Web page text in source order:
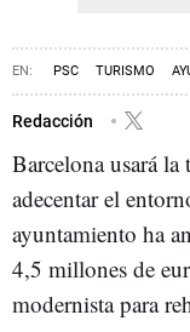
PSC TURISMO
BARCELONA EN COMÚ
Redacción
Barcelona usará la
adecentar el
ayuntamiento ha
4,5 millones de
modernista para